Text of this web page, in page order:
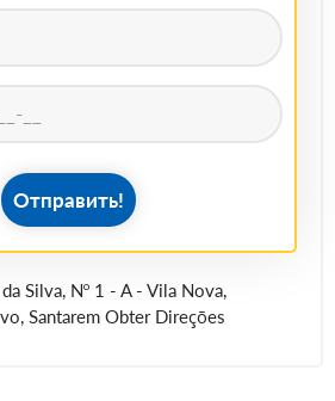
Отправить!
Silva, Nº 1 - A - Vila Nova,
Santarem Obter Direções